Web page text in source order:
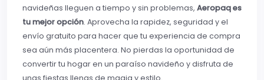
navideñas lleguen a tiempo y sin problemas, Aeropaq es
tu mejor opción. Aprovecha la rapidez, seguridad y el
envío gratuito para hacer que tu experiencia de compra
sea aún más placentera. No pierdas la oportunidad de
convertir tu hogar en un paraíso navideño y disfruta de